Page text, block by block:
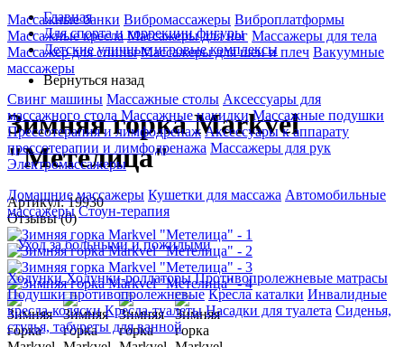
Массажные банки Вибромассажеры Виброплатформы
Массажные кресла Массажеры для ног Массажеры для тела
Массажер для спины Массажеры для шеи и плеч Вакуумные
массажеры
Свинг машины Массажные столы Аксессуары для
массажного стола Массажные накидки Массажные подушки
Прессотерапия и лимфодренаж Аксессуары к аппарату
прессотерапии и лимфодренажа Массажеры для рук
Электромассажеры
Домашние массажеры Кушетки для массажа Автомобильные
массажеры Стоун-терапия
Уход за больными и пожилыми
ХодункиХодунки-роллаторы Противопролежневые матрасы
Подушки противопролежневые Кресла каталки Инвалидные
кресла-коляски Кресла-туалеты Насадки для туалета Сиденья,
стулья, табуреты для ванной
Главная
Для спорта и коррекции фигуры
Детские уличные игровые комплексы
Вернуться назад
Зимняя горка Markvel
"Метелица"
Артикул: 19930
Отзывы (0)